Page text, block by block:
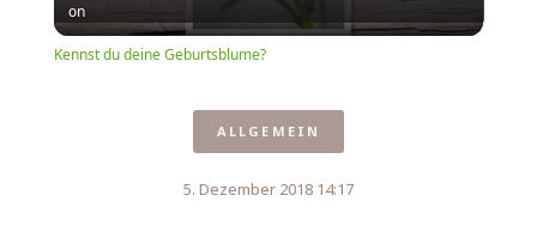
Video
on
Kennst du deine Geburtsblume?
ALLGEMEIN
5. Dezember 2018 14:17